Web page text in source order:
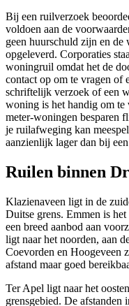
Bij een ruilverzoek
voldoen aan de
geen huurschuld zijn en de
opgeleverd. Corporaties
woningruil omdat het de
contact op om te vragen of
schriftelijk verzoek of een
woning is het handig om te
meter-woningen besparen
je ruilafweging kan
aanzienlijk lager dan bij
Ruilen binnen
Klazienaveen ligt in de
Duitse grens. Emmen is
een breed aanbod aan
ligt naar het noorden, aan
Coevorden en Hoogeveen
afstand maar goed
Ter Apel ligt naar het
grensgebied. De